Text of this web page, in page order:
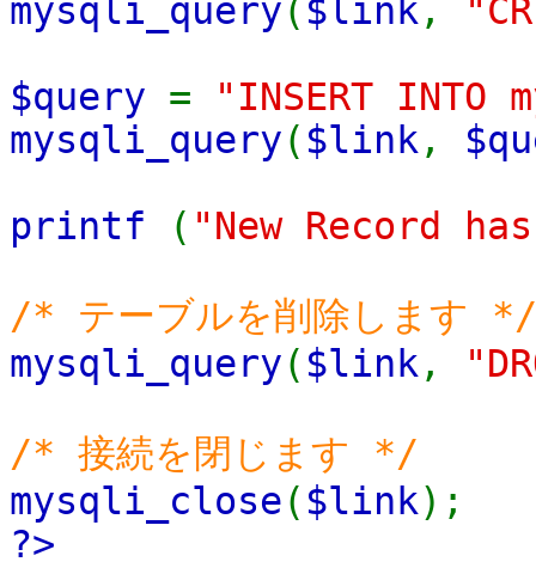
mysqli_query( $link ,
$query =
"INSERT
mysqli_query( $link ,
printf
( "New Record
/* テーブルを削除します */
mysqli_query( $link ,
/* 接続を閉じます */
mysqli_close( $link);
?>